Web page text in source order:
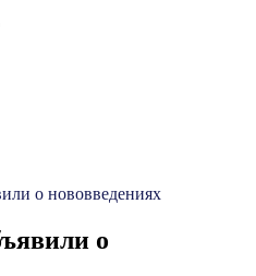
о нововведениях
о